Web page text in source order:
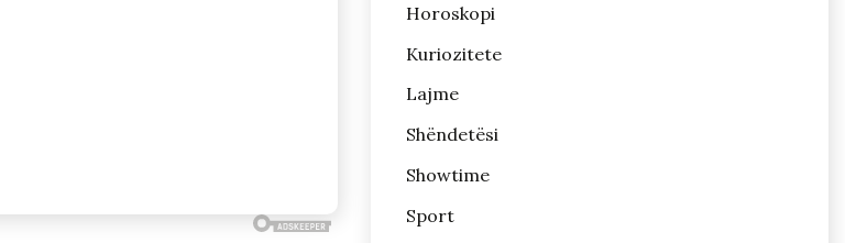
Horoskopi
Kuriozitete
Lajme
Shëndetësi
Showtime
Sport